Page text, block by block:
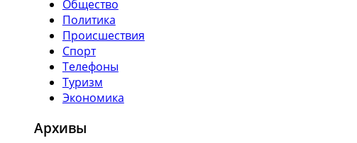
Общество
Политика
Происшествия
Спорт
Телефоны
Туризм
Экономика
Архивы